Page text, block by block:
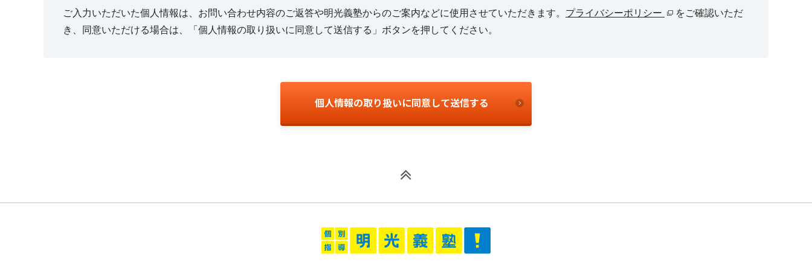
ご入力いただいた個人情報は、お問い合わせ内容のご返答や明光義塾からのご案内などに使用させていただきます。 プライバシーポリシー
をご確認いただ
き、同意いただける場合は、「個人情報の取り扱いに同意して送信する」ボタンを押してください。
個人情報の取り扱いに同意して送信する